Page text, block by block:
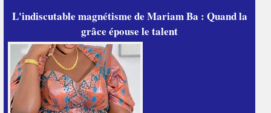
L'indiscutable magnétisme de Mariam Ba : Quand la
grâce épouse le talent